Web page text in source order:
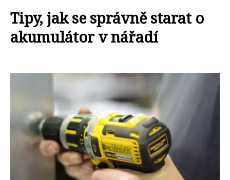
Tipy, jak se správně starat o
akumulátor v nářadí